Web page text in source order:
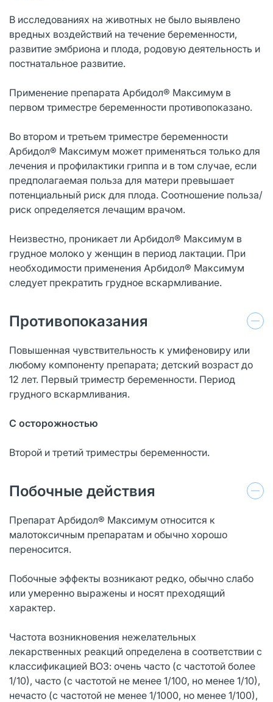
В исследованиях на животных не было выявлено
вредных воздействий на течение беременности,
развитие эмбриона и плода, родовую деятельность и
постнатальное развитие.
Применение препарата Арбидол® Максимум в
первом триместре беременности противопоказано.
Во втором и третьем триместре беременности
Арбидол® Максимум может применяться только для
лечения и профилактики гриппа и в том случае, если
предполагаемая польза для матери превышает
потенциальный риск для плода. Соотношение польза/
риск определяется лечащим врачом.
Неизвестно, проникает ли Арбидол® Максимум в
грудное молоко у женщин в период лактации. При
необходимости применения Арбидол® Максимум
следует прекратить грудное вскармливание.
Противопоказания
Повышенная чувствительность к умифеновиру или
любому компоненту препарата; детский возраст до
12 лет. Первый триместр беременности. Период
грудного вскармливания.
С осторожностью
Второй и третий триместры беременности.
Побочные действия
Препарат Арбидол® Максимум относится к
малотоксичным препаратам и обычно хорошо
переносится.
Побочные эффекты возникают редко, обычно слабо
или умеренно выражены и носят преходящий
характер.
Частота возникновения нежелательных
лекарственных реакций определена в соответствии с
классификацией ВОЗ: очень часто (с частотой более
1/10), часто (с частотой не менее 1/100, но менее 1/10),
нечасто (с частотой не менее 1/1000, но менее 1/100),